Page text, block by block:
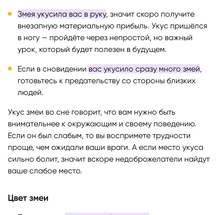
Змея укусила вас в руку, значит скоро получите
внезапную материальную прибыль. Укус пришёлся
в ногу — пройдёте через непростой, но важный
урок, который будет полезен в будущем.
Если в сновидении вас укусило сразу много змей,
готовьтесь к предательству со стороны близких
людей.
Укус змеи во сне говорит, что вам нужно быть
внимательнее к окружающим и своему поведению.
Если он был слабым, то вы воспримете трудности
проще, чем ожидали ваши враги. А если место укуса
сильно болит, значит вскоре недоброжелатели найдут
ваше слабое место.
Цвет змеи